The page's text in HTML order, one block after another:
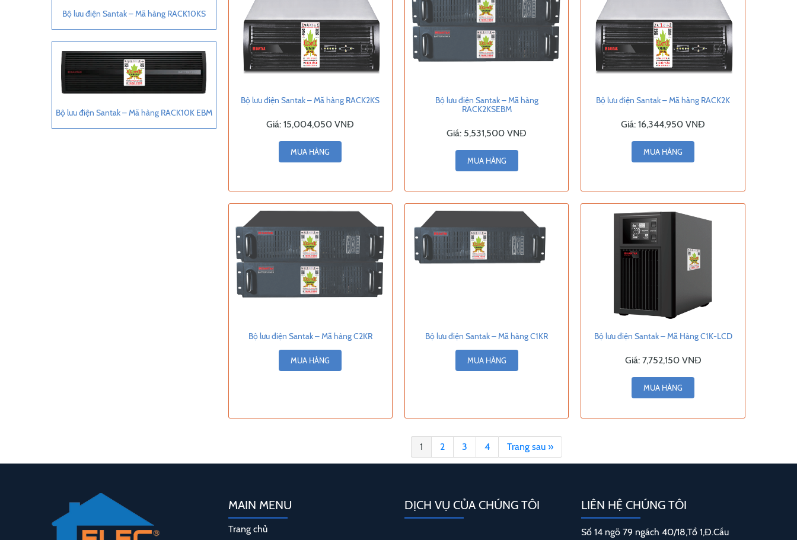
Bộ lưu điện Santak – Mã hàng RACK10KS
Bộ lưu điện Santak – Mã hàng RACK10K EBM
Bộ lưu điện Santak – Mã hàng RACK2KS
Giá:15,004,050 VNĐ
MUA HÀNG
Bộ lưu điện Santak – Mã hàng
RACK2KSEBM
Giá: 5,531,500 VNĐ
MUA HÀNG
Bộ lưu điện Santak – Mã hàng RACK2K
Giá:16,344,950 VNĐ
MUA HÀNG
Bộ lưu điện Santak – Mã hàng C2KR
MUA HÀNG
Bộ lưu điện Santak – Mã hàng C1KR
MUA HÀNG
Bộ lưu điện Santak – Mã Hàng C1K-LCD
Giá: 7,752,150 VNĐ
MUA HÀNG
1 2 3 4 Trang sau »
MAIN MENU
Trang chủ
DỊCH VỤ CỦA CHÚNG TÔI LIÊN HỆ CHÚNG TÔI
Số 14 ngõ 79 ngách 40/18,Tổ 1,Đ.Cầu